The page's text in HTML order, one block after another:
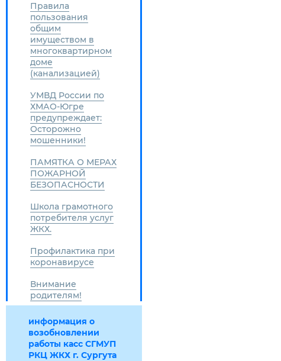
Правила
пользования
общим
имуществом в
многоквартирном
доме
(канализацией)
УМВД России по
ХМАО-Югре
предупреждает:
Осторожно
мошенники!
ПАМЯТКА О МЕРАХ
ПОЖАРНОЙ
БЕЗОПАСНОСТИ
Школа грамотного
потребителя услуг
ЖКХ.
Профилактика при
коронавирусе
Внимание
родителям!
информация о
возобновлении
работы касс СГМУП
РКЦ ЖКХ г. Сургута